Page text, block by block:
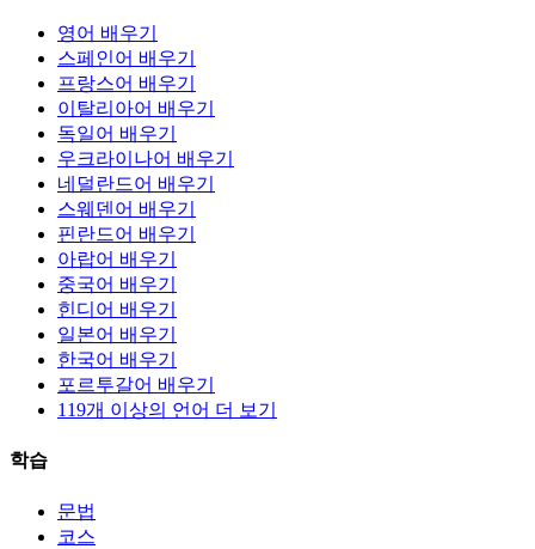
영어 배우기
스페인어 배우기
프랑스어 배우기
이탈리아어 배우기
독일어 배우기
우크라이나어 배우기
네덜란드어 배우기
스웨덴어 배우기
핀란드어 배우기
아랍어 배우기
중국어 배우기
힌디어 배우기
일본어 배우기
한국어 배우기
포르투갈어 배우기
119개 이상의 언어 더 보기
학습
문법
코스